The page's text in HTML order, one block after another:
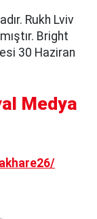
Rukh Lviv
Bright
30 Haziran
Medya